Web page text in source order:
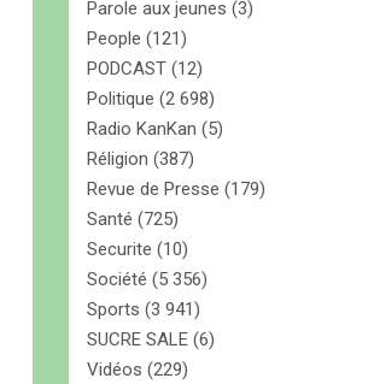
Parole aux jeunes (3)
People (121)
PODCAST (12)
Politique (2 698)
Radio KanKan (5)
Réligion (387)
Revue de Presse (179)
Santé (725)
Securite (10)
Société (5 356)
Sports (3 941)
SUCRE SALE (6)
Vidéos (229)